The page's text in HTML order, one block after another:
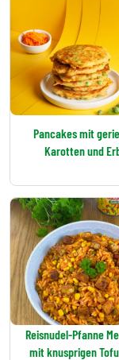
Pancakes mit
Karotten und
Reisnudel-Pfanne
mit knusprigen